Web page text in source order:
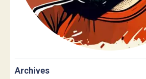
Archives